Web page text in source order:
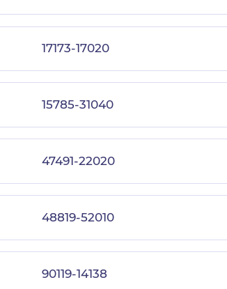
17173-17020
15785-31040
47491-22020
48819-52010
90119-14138